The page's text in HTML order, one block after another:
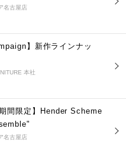
名古屋店
】新作ラインナッ
本社
間限定】Hender Scheme
名古屋店